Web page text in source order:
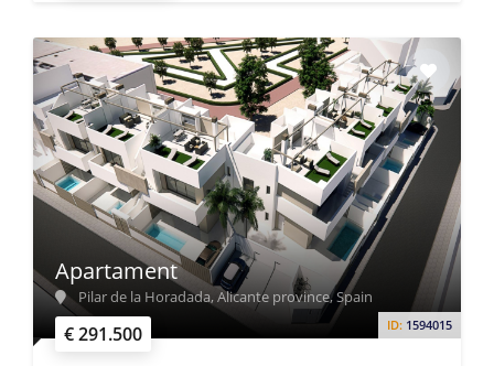
€ 291.500 ID: 1594015
Apartament
Pilar de la Horadada, Alicante province, Spain